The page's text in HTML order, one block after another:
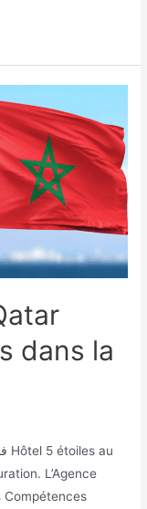
dans la
L’Agence
Compétences